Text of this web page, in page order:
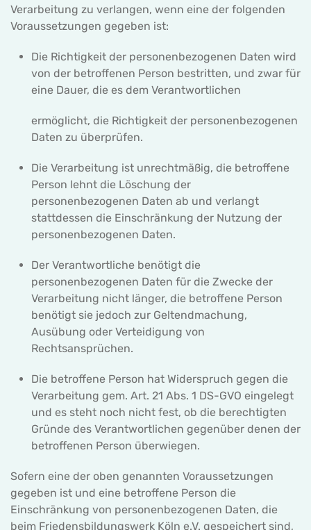
Verarbeitung zu verlangen, wenn eine der folgenden
Voraussetzungen gegeben ist:
Die Richtigkeit der personenbezogenen Daten wird
von der betroffenen Person bestritten, und zwar für
eine Dauer, die es dem Verantwortlichen
ermöglicht, die Richtigkeit der personenbezogenen
Daten zu überprüfen.
Die Verarbeitung ist unrechtmäßig, die betroffene
Person lehnt die Löschung der
personenbezogenen Daten ab und verlangt
stattdessen die Einschränkung der Nutzung der
personenbezogenen Daten.
Der Verantwortliche benötigt die
personenbezogenen Daten für die Zwecke der
Verarbeitung nicht länger, die betroffene Person
benötigt sie jedoch zur Geltendmachung,
Ausübung oder Verteidigung von
Rechtsansprüchen.
Die betroffene Person hat Widerspruch gegen die
Verarbeitung gem. Art. 21 Abs. 1 DS-GVO eingelegt
und es steht noch nicht fest, ob die berechtigten
Gründe des Verantwortlichen gegenüber denen der
betroffenen Person überwiegen.
Sofern eine der oben genannten Voraussetzungen
gegeben ist und eine betroffene Person die
Einschränkung von personenbezogenen Daten, die
beim Friedensbildungswerk Köln e.V. gespeichert sind,